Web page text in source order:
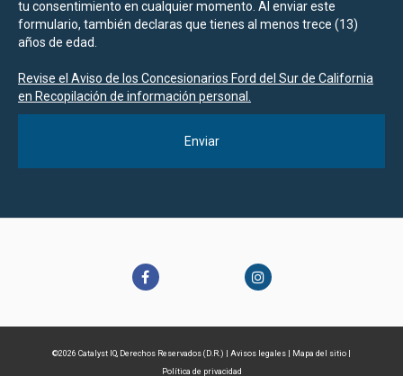
tu consentimiento en cualquier momento. Al enviar este
formulario, también declaras que tienes al menos trece (13)
años de edad.
Revise el Aviso de los Concesionarios Ford del Sur de California
en Recopilación de información personal.
©2026 Catalyst IQ, Derechos Reservados (D.R.) | Avisos legales Mapa del sitio
Política de privacidad